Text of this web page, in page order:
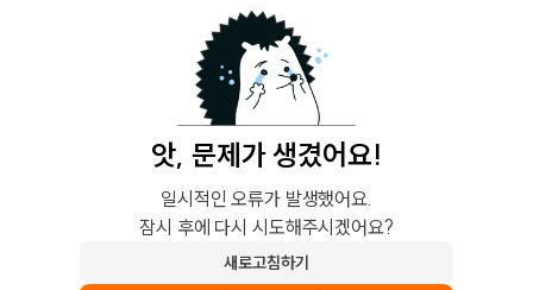
앗, 문제가 생겼어요!
일시적인 오류가 발생했어요.
잠시 후에 다시 시도해주시겠어요?
새로고침하기